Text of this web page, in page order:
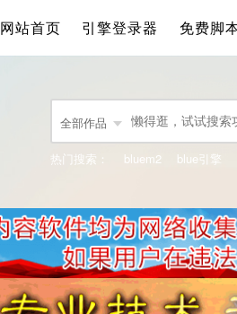
网站首页 引擎登录器 免费脚
全部作品
热门搜索： bluem2 blue引擎